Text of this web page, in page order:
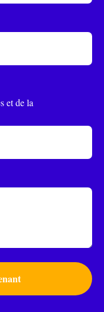
et de la